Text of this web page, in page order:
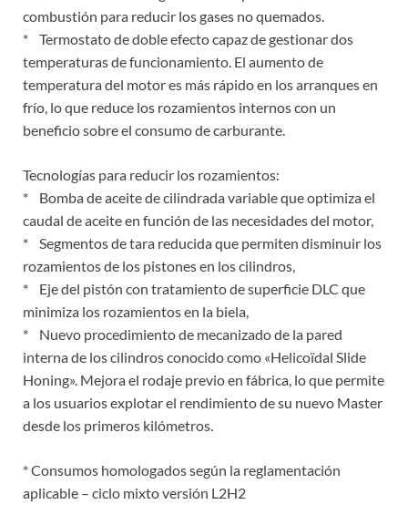
combustión para reducir los gases no quemados.
* Termostato de doble efecto capaz de gestionar dos
temperaturas de funcionamiento. El aumento de
temperatura del motor es más rápido en los arranques en
frío, lo que reduce los rozamientos internos con un
beneficio sobre el consumo de carburante.
Tecnologías para reducir los rozamientos:
* Bomba de aceite de cilindrada variable que optimiza el
caudal de aceite en función de las necesidades del motor,
* Segmentos de tara reducida que permiten disminuir los
rozamientos de los pistones en los cilindros,
* Eje del pistón con tratamiento de superficie DLC que
minimiza los rozamientos en la biela,
* Nuevo procedimiento de mecanizado de la pared
interna de los cilindros conocido como «Helicoïdal Slide
Honing». Mejora el rodaje previo en fábrica, lo que permite
a los usuarios explotar el rendimiento de su nuevo Master
desde los primeros kilómetros.
* Consumos homologados según la reglamentación
aplicable – ciclo mixto versión L2H2